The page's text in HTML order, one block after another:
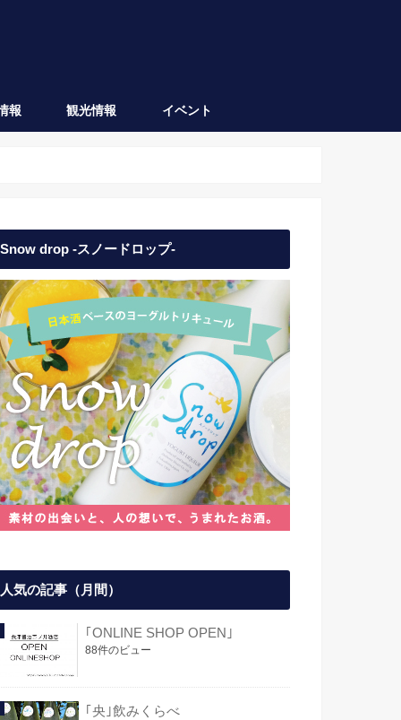
報 観光情報 イベント
Snow drop -スノードロップ-
人気の記事（月間）
｢ONLINE SHOP OPEN｣
88件のビュー
｢央｣飲みくらべ